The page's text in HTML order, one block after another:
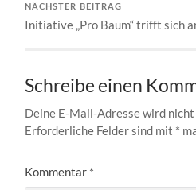
NÄCHSTER BEITRAG
Initiative „Pro Baum“ trifft sich
Schreibe einen
Deine E-Mail-Adresse wird
Erforderliche Felder sind mit *
Kommentar *